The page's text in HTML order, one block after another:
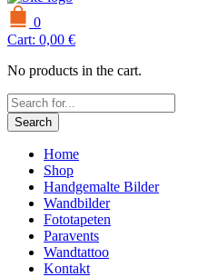
0
Cart: 0,00 €
No products in the cart.
Search
Home
Shop
Handgemalte Bilder
Wandbilder
Fototapeten
Paravents
Wandtattoo
Kontakt